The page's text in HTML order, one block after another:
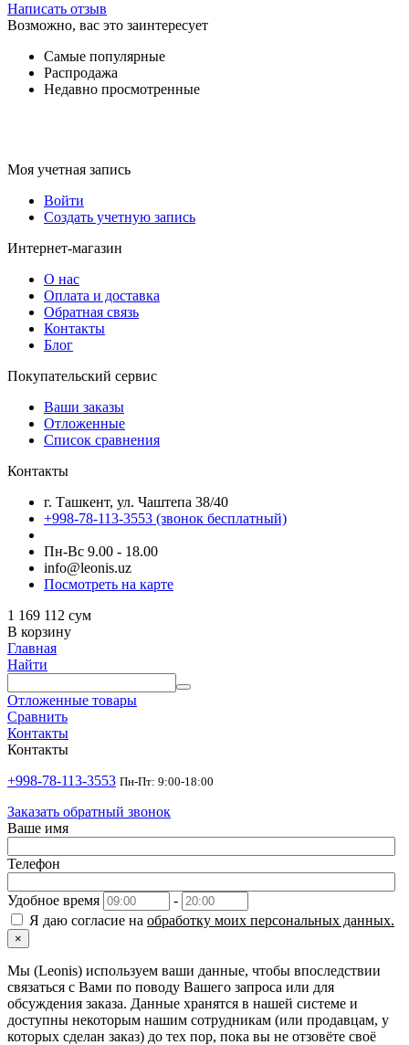
Написать отзыв
Возможно, вас это заинтересует
Самые популярные
Распродажа
Недавно просмотренные
Моя учетная запись
Войти
Создать учетную запись
Интернет-магазин
О нас
Оплата и доставка
Обратная связь
Контакты
Блог
Покупательский сервис
Ваши заказы
Отложенные
Список сравнения
Контакты
г. Ташкент, ул. Чаштепа 38/40
+998-78-113-3553 (звонок бесплатный)
Пн-Вс 9.00 - 18.00
info@leonis.uz
Посмотреть на карте
1 169 112 сум
В корзину
Главная
Найти
Отложенные товары
Сравнить
Контакты
Контакты
+998-78-113-3553 Пн-Пт: 9:00-18:00
Заказать обратный звонок
Ваше имя
Телефон
Удобное время
-
Я даю согласие на обработку моих персональных данных.
×
Мы (Leonis) используем ваши данные, чтобы впоследствии
связаться с Вами по поводу Вашего запроса или для
обсуждения заказа. Данные хранятся в нашей системе и
доступны некоторым нашим сотрудникам (или продавцам, у
которых сделан заказ) до тех пор, пока вы не отзовёте своё